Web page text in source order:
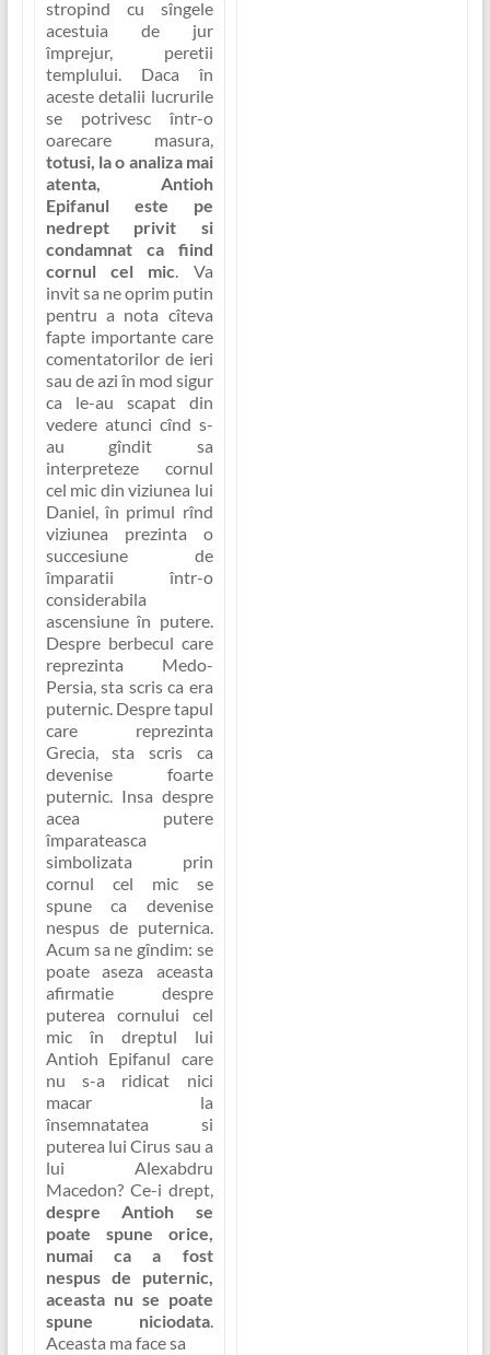
stropind cu sîngele
acestuia de jur
împrejur, peretii
templului. Daca în
aceste detalii lucrurile
se potrivesc într-o
oarecare masura,
totusi, la o analiza mai
atenta, Antioh
Epifanul este pe
nedrept privit si
condamnat ca fiind
cornul cel mic. Va
invit sa ne oprim putin
pentru a nota cîteva
fapte importante care
comentatorilor de ieri
sau de azi în mod sigur
ca le-au scapat din
vedere atunci cînd s-
au gîndit sa
interpreteze cornul
cel mic din viziunea lui
Daniel, în primul rînd
viziunea prezinta o
succesiune de
împaratii într-o
considerabila
ascensiune în putere.
Despre berbecul care
reprezinta Medo-
Persia, sta scris ca era
puternic. Despre tapul
care reprezinta
Grecia, sta scris ca
devenise foarte
puternic. Insa despre
acea putere
împarateasca
simbolizata prin
cornul cel micse
spune ca devenise
nespus de puternica.
Acum sa ne gîndim: se
poate aseza aceasta
afirmatie despre
puterea cornului cel
mic în dreptul lui
Antioh Epifanul care
nu s-a ridicat nici
macar la
însemnatatea si
puterea lui Cirus sau a
lui Alexabdru
Macedon? Ce-i drept,
despre Antioh se
poate spune orice,
numai ca a fost
nespus de puternic,
aceasta nu se poate
spune niciodata.
Aceasta ma face sa